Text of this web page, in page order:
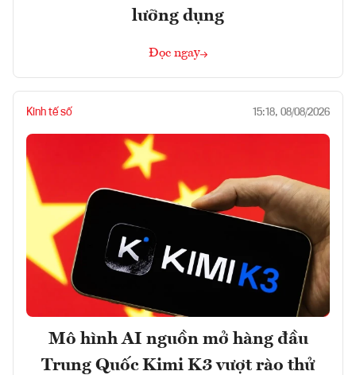
lưỡng dụng
Đọc ngay
Kinh tế số 15:18, 08/08/2026
Mô hình AI nguồn mở hàng đầu
Trung Quốc Kimi K3 vượt rào thử